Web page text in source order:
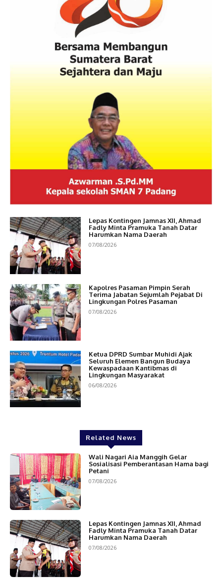
Lepas Kontingen Jamnas XII, Ahmad
Fadly Minta Pramuka Tanah Datar
Harumkan Nama Daerah
07/08/2026
Kapolres Pasaman Pimpin Serah
Terima Jabatan Sejumlah Pejabat Di
Lingkungan Polres Pasaman
07/08/2026
Ketua DPRD Sumbar Muhidi Ajak
Seluruh Elemen Bangun Budaya
Kewaspadaan Kantibmas di
Lingkungan Masyarakat
06/08/2026
Related News
Wali Nagari Aia Manggih Gelar
Sosialisasi Pemberantasan Hama bagi
Petani
07/08/2026
Lepas Kontingen Jamnas XII, Ahmad
Fadly Minta Pramuka Tanah Datar
Harumkan Nama Daerah
07/08/2026